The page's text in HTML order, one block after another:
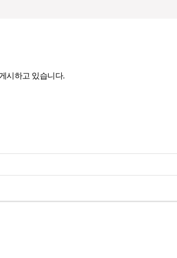
시하고 있습니다.